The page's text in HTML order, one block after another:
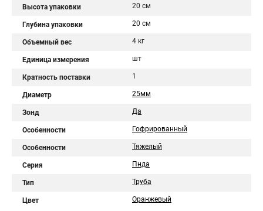
Высота упаковки 20 см
Глубина упаковки 20 см
Объемный вес 4 кг
Единица измерения шт
Кратность поставки 1
Диаметр 25мм
Зонд Да
Особенности Гофрированный
Особенности Тяжелый
Серия Пнда
Тип Труба
Цвет Оранжевый